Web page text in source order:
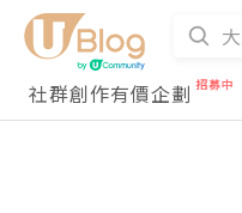
社群創作有價企劃